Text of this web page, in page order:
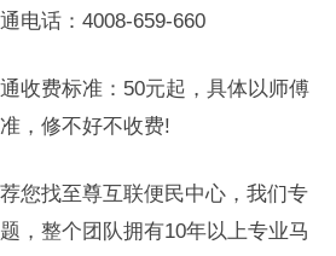
话：4008-659-660
费标准：50元起，具体以师傅
，修不好不收费!
找至尊互联便民中心，我们专
，整个团队拥有10年以上专业马